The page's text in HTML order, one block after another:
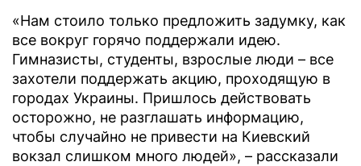
«Нам стоило только предложить задумку, как
все вокруг горячо поддержали идею.
Гимназисты, студенты, взрослые люди – все
захотели поддержать акцию, проходящую в
городах Украины. Пришлось действовать
осторожно, не разглашать информацию,
чтобы случайно не привести на Киевский
вокзал слишком много людей», – рассказали